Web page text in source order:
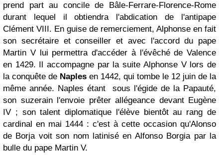
prend part au concile de Bâle-Ferrare-Florence-Rome
durant lequel il obtiendra l'abdication de l'antipape
Clément VIII. En guise de remerciement, Alphonse en fait
son secrétaire et conseiller et avec l'accord du pape
Martin Vlui permettra d'accéder à l'évêché de Valence
en 1429. Il accompagne par la suite Alphonse V lors de
la conquête de Naples en 1442, qui tombe le 12 juin de la
même année. Naples étant sous l'égide de la Papauté,
son suzerain l'envoie prêter allégeance devant Eugène
IV ; son talent diplomatique l'élève bientôt au rang de
cardinal en mai 1444 : c'est à cette occasion qu'Alonso
de Borja voit son nom latinisé en Alfonso Borgia par la
bulle du pape Martin V.